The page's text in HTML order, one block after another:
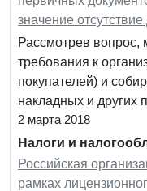
значение
Рассмотрев
требования к
покупателей) и
накладных и других
2 марта 2018
Налоги и
Российская
рамках